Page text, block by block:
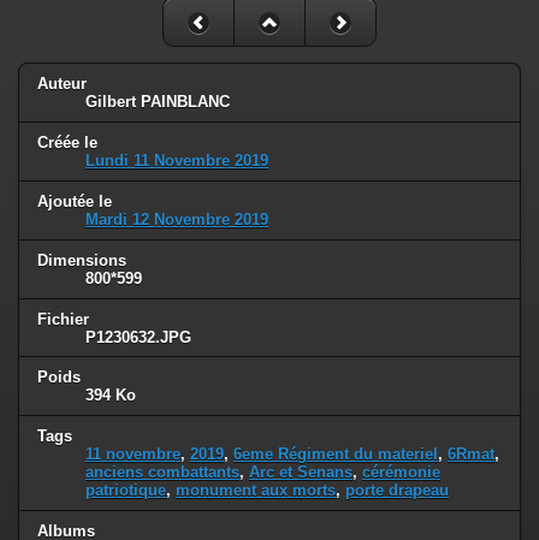
Auteur
Gilbert PAINBLANC
Créée le
Lundi 11 Novembre 2019
Ajoutée le
Mardi 12 Novembre 2019
Dimensions
800*599
Fichier
P1230632.JPG
Poids
394 Ko
Tags
11 novembre, 2019, 6eme Régiment du materiel , 6Rmat,
anciens combattants, Arc et Senans, cérémonie
patriotique, monument aux morts, porte drapeau
Albums